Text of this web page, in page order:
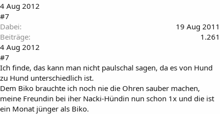
4 Aug 2012
#7
Dabei
19 Aug 2011
Beiträge
1.261
4 Aug 2012
#7
Ich finde, das kann man nicht paulschal sagen, da es von Hund
zu Hund unterschiedlich ist.
Dem Biko brauchte ich noch nie die Ohren sauber machen,
meine Freundin bei iher Nacki-Hündin nun schon 1x und die ist
ein Monat jünger als Biko.